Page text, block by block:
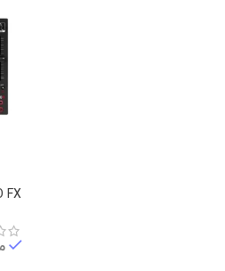
FX